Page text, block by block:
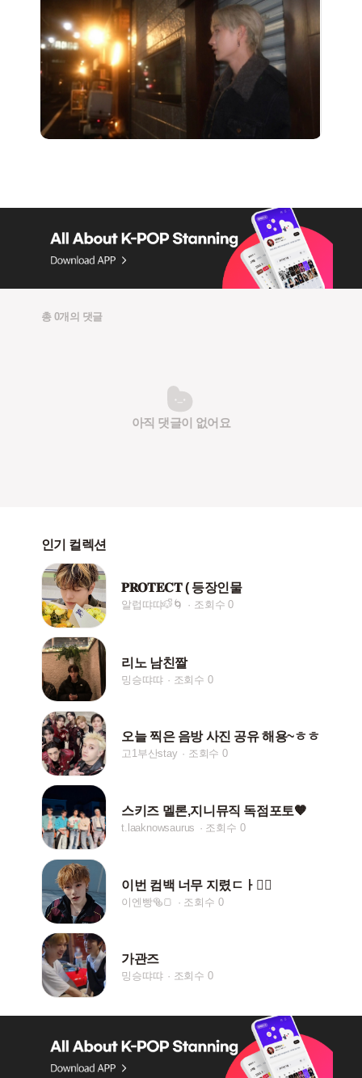
총 0개의 댓글
아직 댓글이 없어요
인기 컬렉션
𝐏𝐑𝐎𝐓𝐄𝐂𝐓 ( 등장인물
알럽땨땨🐶ᩚ🌀 조회수 0
리노 남친짤
밍승땨땨 조회수 0
오늘 찍은 음방 사진 공유 해용~ㅎㅎ
고1부산stay 조회수 0
스키즈 멜론,지니뮤직 독점포토🧡
t.laaknowsaurus 조회수 0
이번 컴백 너무 지렸ㄷㅏ❤️‍🔥
이엔빵🥯🍞 조회수 0
가관즈
밍승땨땨 조회수 0